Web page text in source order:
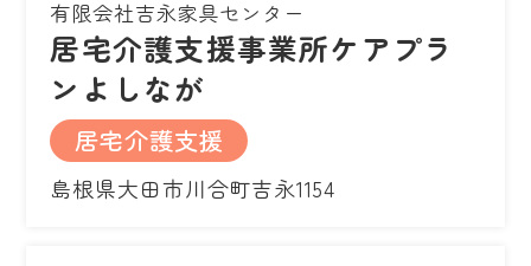
有限会社吉永家具センター
居宅介護支援事業所ケアプラ
ンよしなが
居宅介護支援
島根県大田市川合町吉永1154